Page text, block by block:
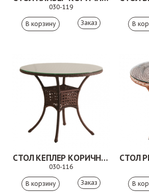
030-119
Заказ
СТОЛ КЕПЛЕР КОРИЧНЕВЫЙ
030-116
Заказ